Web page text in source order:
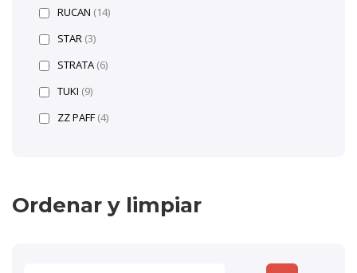
Ordenar y limpiar
RUCAN (14)
STAR (3)
STRATA (6)
TUKI (9)
ZZ PAFF (4)